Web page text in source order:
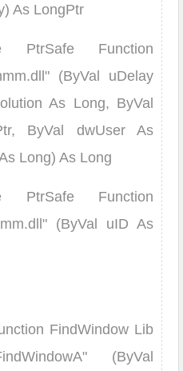
As LongPtr
PtrSafe Function
(ByVal uDelay
As Long, ByVal
ByVal dwUser As
Long) As Long
PtrSafe Function
(ByVal uID As
FindWindow Lib
(ByVal